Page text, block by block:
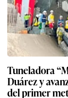
Tuneladora
Duárez y
del primer